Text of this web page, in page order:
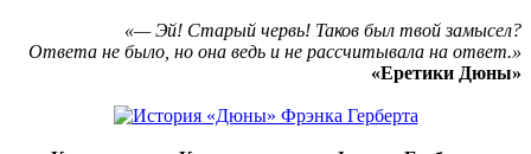
«— Эй! Старый червь! Таков был твой замысел?
Ответа не было, но она ведь и не рассчитывала на ответ.»
«Еретики Дюны»